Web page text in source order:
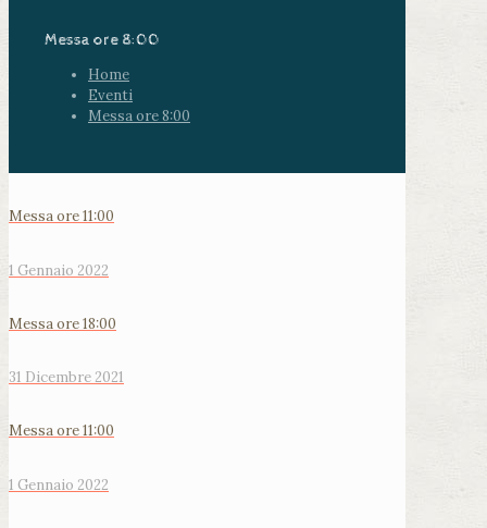
Messa ore 8:00
Home
Eventi
Messa ore 8:00
Messa ore 11:00
1 Gennaio 2022
Messa ore 18:00
31 Dicembre 2021
Messa ore 11:00
1 Gennaio 2022